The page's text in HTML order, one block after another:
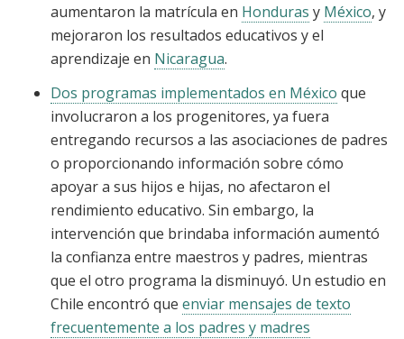
aumentaron la matrícula en Honduras y México, y
mejoraron los resultados educativos y el
aprendizaje en Nicaragua.
Dos programas implementados en México que
involucraron a los progenitores, ya fuera
entregando recursos a las asociaciones de padres
o proporcionando información sobre cómo
apoyar a sus hijos e hijas, no afectaron el
rendimiento educativo. Sin embargo, la
intervención que brindaba información aumentó
la confianza entre maestros y padres, mientras
que el otro programa la disminuyó. Un estudio en
Chile encontró que enviar mensajes de texto
frecuentemente a los padres y madres